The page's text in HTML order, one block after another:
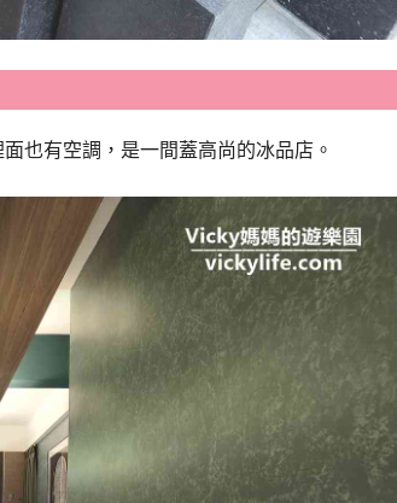
也有空調，是一間蓋高尚的冰品店。